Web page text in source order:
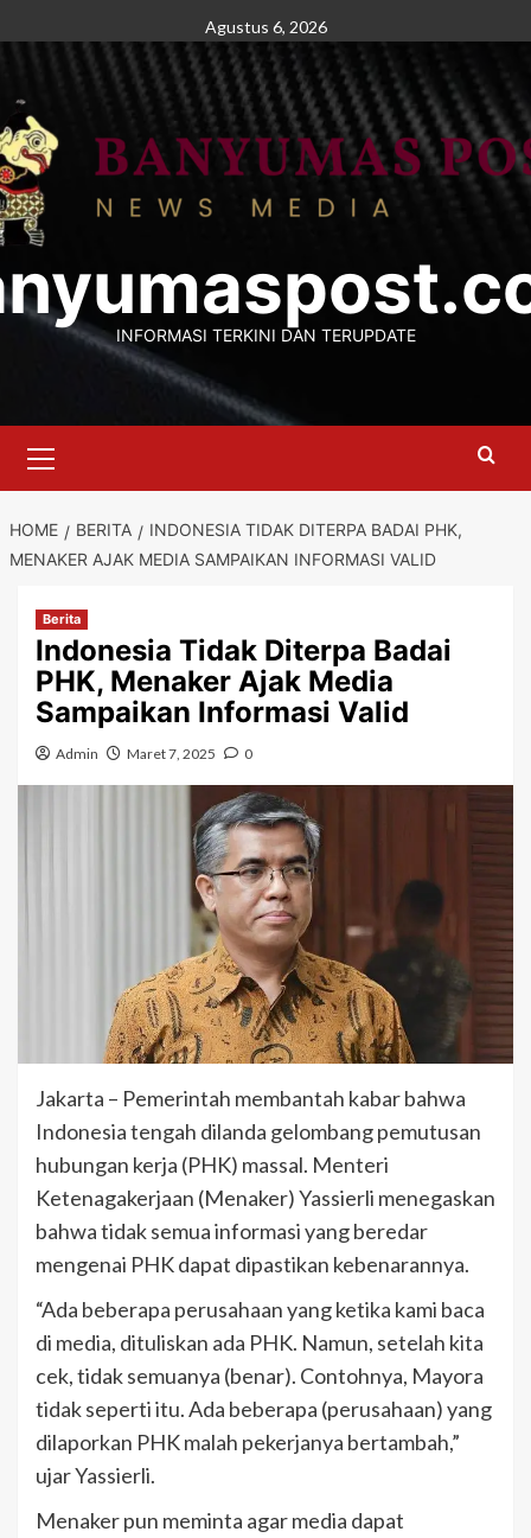
to
Agustus 6, 2026
INFORMASI TERKINI DAN TERUPDATE
Menu
HOME BERITA
INDONESIA TIDAK DITERPA BADAI PHK,
MENAKER AJAK MEDIA SAMPAIKAN INFORMASI VALID
Berita
Indonesia Tidak Diterpa Badai
PHK, Menaker Ajak Media
Sampaikan Informasi Valid
Admin Maret 7, 2025 0
Jakarta – Pemerintah membantah kabar bahwa
Indonesia tengah dilanda gelombang pemutusan
hubungan kerja (PHK) massal. Menteri
Ketenagakerjaan (Menaker) Yassierli menegaskan
bahwa tidak semua informasi yang beredar
mengenai PHK dapat dipastikan kebenarannya.
“Ada beberapa perusahaan yang ketika kami baca
di media, dituliskan ada PHK. Namun, setelah kita
cek, tidak semuanya (benar). Contohnya, Mayora
tidak seperti itu. Ada beberapa (perusahaan) yang
dilaporkan PHK malah pekerjanya bertambah,”
ujar Yassierli.
Menaker pun meminta agar media dapat